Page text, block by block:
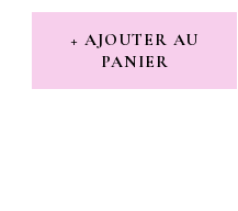
PRIX
INITIAL
ÉTAIT :
12,00 €.
PRIX
10,00 €.
AJOUTER AU
PANIER